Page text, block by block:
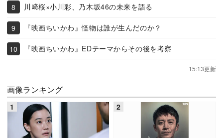
川﨑桜×小川彩、乃木坂46の未来を語る
『映画ちいかわ』怪物は誰が生んだのか？
『映画ちいかわ』EDテーマからその後を考察
15:13更新
画像ランキング